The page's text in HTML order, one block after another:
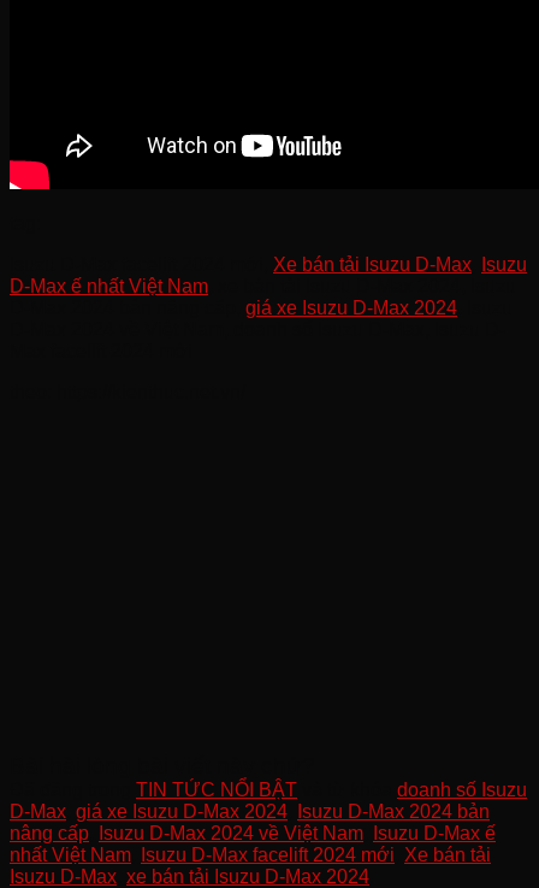
Xe bán tải Isuzu D-Max
Isuzu
D-Max ế nhất Việt Nam
giá xe Isuzu D-Max 2024
TIN TỨC NỔI BẬT
doanh số Isuzu
D-Max giá xe Isuzu D-Max 2024
Isuzu D-Max 2024 bản
nâng cấp
Isuzu D-Max 2024 về Việt Nam
Isuzu D-Max ế
nhất Việt Nam
Isuzu D-Max facelift 2024 mới Xe bán tải
Isuzu D-Max xe bán tải Isuzu D-Max 2024